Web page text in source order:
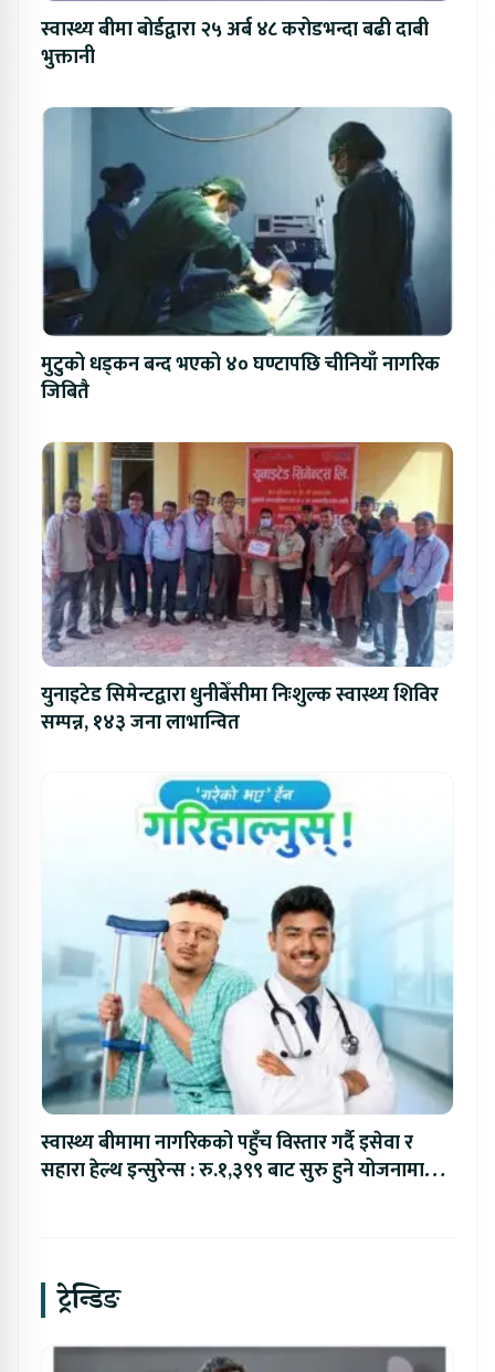
स्वास्थ्य बीमा बोर्डद्वारा २५ अर्ब ४८ करोडभन्दा बढी दाबी
भुक्तानी
मुटुको धड्कन बन्द भएको ४० घण्टापछि चीनियाँ नागरिक
जिबितै
युनाइटेड सिमेन्टद्वारा धुनीबेँसीमा निःशुल्क स्वास्थ्य शिविर
सम्पन्न, १४३ जना लाभान्वित
स्वास्थ्य बीमामा नागरिकको पहुँच विस्तार गर्दै इसेवा र
सहारा हेल्थ इन्सुरेन्स : रु.१,३९९ बाट सुरु हुने योजनामा
ट्रेन्डिङ